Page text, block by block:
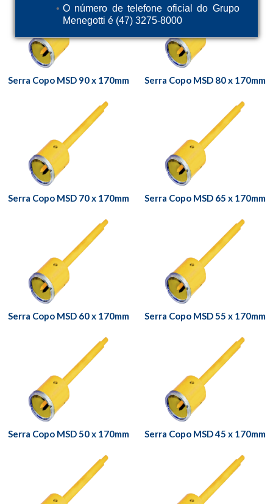
O número de telefone oficial do Grupo
Menegotti é (47) 3275-8000
Serra Copo MSD 90 x 170mm Serra Copo MSD 80 x 170mm
Serra Copo MSD 70 x 170mm Serra Copo MSD 65 x 170mm
Serra Copo MSD 60 x 170mm Serra Copo MSD 55 x 170mm
Serra Copo MSD 50 x 170mm Serra Copo MSD 45 x 170mm